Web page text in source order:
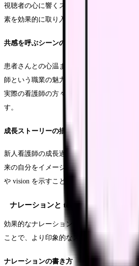
視聴者の心に響くストーリーを作るために
素を効果的に取り入れることが重要です。
共感を呼ぶシーンの選定
患者さんとの心温まるふれあいや、チーム
師という職業の魅力が自然と伝わるシーン
実際の看護師の方々の生の声やエピソード
す。
成長ストーリーの描写
新人看護師の成長過程や、ベテラン看護師
来の自分をイメージできるような展開を心
や vision を示すことで、視聴者の共感を得
ナレーションと testimonial の活用
効果的なナレーションと、説得力のある
ことで、より印象的なストーリーを構築で
ナレーションの書き方